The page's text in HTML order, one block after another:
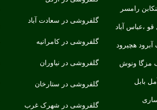
رامسر
،عباس آباد
هچیرود
مزگا ونوش
بابل
گلفروشی در سعادت آباد
گلفروشی در کامرانیه
گلفروشی در نیاوران
گلفروشی در ستارخان
گلفروشی در شهرک غرب